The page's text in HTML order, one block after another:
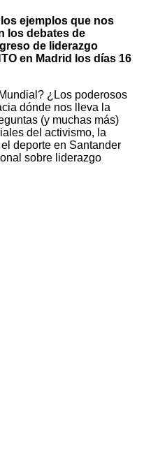
ejemplos que nos
los debates de
de liderazgo
en Madrid los días 16
¿Los poderosos
dónde nos lleva la
(y muchas más)
del activismo, la
deporte en Santander
sobre liderazgo